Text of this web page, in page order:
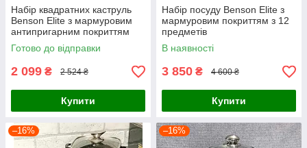
Набір квадратних каструль
Benson Elite з мармуровим
антипригарним покриттям
Готово до відправки
2 099 ₴ 2 524 ₴
Купити
Набір посуду Benson Elite з
мармуровим покриттям з 12
предметів
В наявності
3 850 ₴ 4 600 ₴
Купити
–16% –16%